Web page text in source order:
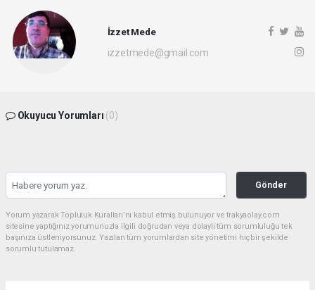
İzzet Mede
izzetmede@gmail.com
Okuyucu Yorumları (0)
Gönder
Yorum yazarak Topluluk Kuralları’nı kabul etmiş bulunuyor ve trakyaolay.com
sitesine yaptığınız yorumunuzla ilgili doğrudan veya dolaylı tüm sorumluluğu tek
başınıza üstleniyorsunuz. Yazılan tüm yorumlardan site yönetimi hiçbir şekilde
sorumlu tutulamaz.